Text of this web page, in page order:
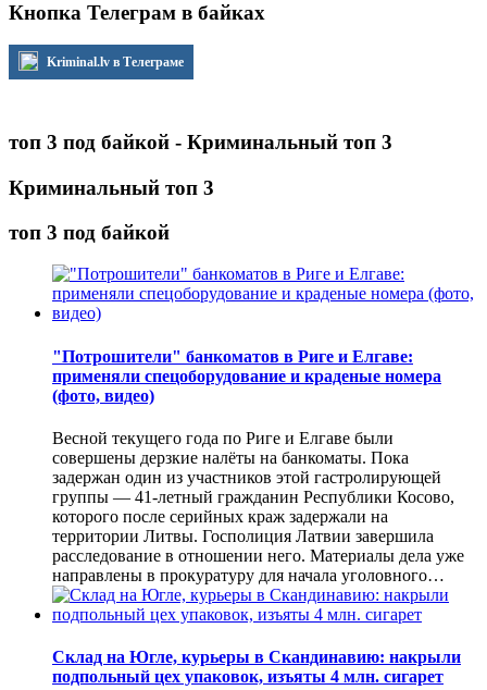
Кнопка Телеграм в байках
Kriminal.lv в Телеграме
топ 3 под байкой - Криминальный топ 3
Криминальный топ 3
топ 3 под байкой
"Потрошители" банкоматов в Риге и Елгаве:
применяли спецоборудование и краденые номера
(фото, видео)
Весной текущего года по Риге и Елгаве были
совершены дерзкие налёты на банкоматы. Пока
задержан один из участников этой гастролирующей
группы — 41-летный гражданин Республики Косово,
которого после серийных краж задержали на
территории Литвы. Госполиция Латвии завершила
расследование в отношении него. Материалы дела уже
направлены в прокуратуру для начала уголовного…
Склад на Югле, курьеры в Скандинавию: накрыли
подпольный цех упаковок, изъяты 4 млн. сигарет